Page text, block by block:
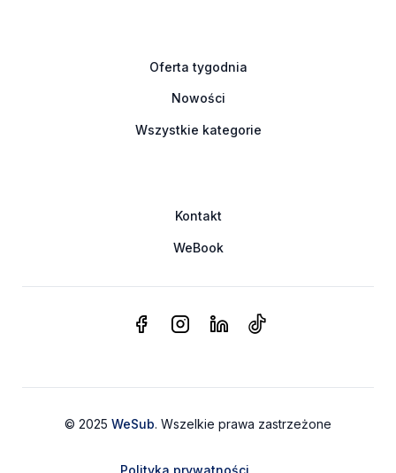
Oferta tygodnia
Nowości
Wszystkie kategorie
Kontakt
WeBook
© 2025 WeSub. Wszelkie prawa zastrzeżone